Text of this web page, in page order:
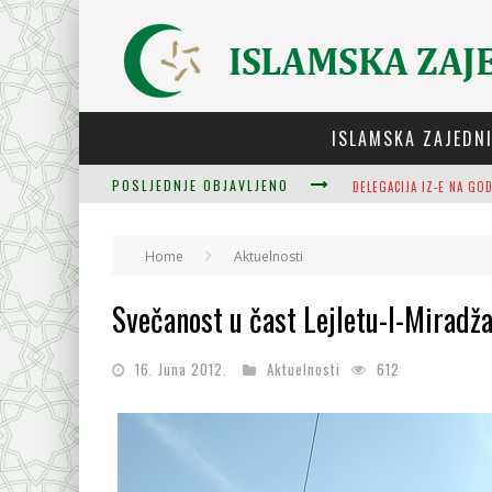
ISLAMSKA
POSLJEDNJE OBJAVLJENO
Home Aktuelnosti
Svečanost u čast Lejletu-l-Miradža
16. Juna 2012. Aktuelnosti 612